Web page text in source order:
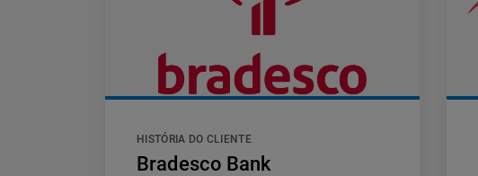
HISTÓRIA DO CLIENTE
Bradesco Bank